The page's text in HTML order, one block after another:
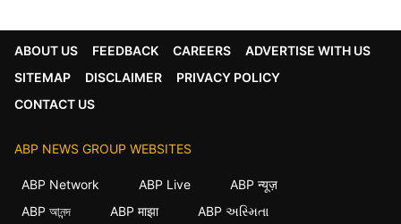
ABOUT US FEEDBACK CAREERS
ADVERTISE WITH US
SITEMAP
DISCLAIMER
PRIVACY POLICY
CONTACT US
ABP NEWS GROUP WEBSITES
ABP Network ABP Live
ABP न्यूज़
ABP আনন্দ
ABP माझा ABP અસ્મિતા